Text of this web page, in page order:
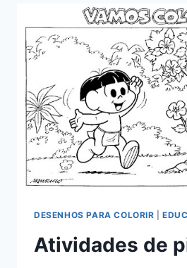
DESENHOS PARA COLORIR |
Atividades de